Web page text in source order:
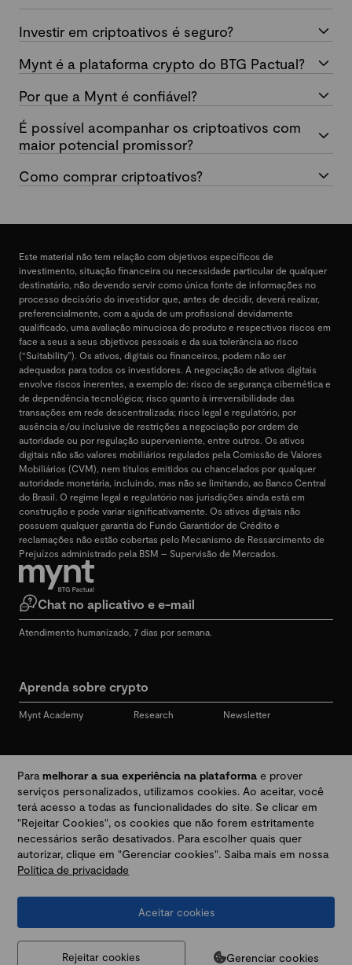
Investir em criptoativos é seguro?
Mynt é a plataforma crypto do BTG Pactual?
Por que a Mynt é confiável?
É possível acompanhar os criptoativos com
maior potencial promissor?
Como comprar criptoativos?
Este material não tem relação com objetivos específicos de
investimento, situação financeira ou necessidade particular de qualquer
destinatário, não devendo servir como única fonte de informações no
processo decisório do investidor que, antes de decidir, deverá realizar,
preferencialmente, com a ajuda de um profissional devidamente
qualificado, uma avaliação minuciosa do produto e respectivos riscos em
face a seus a seus objetivos pessoais e da sua tolerância ao risco
(“Suitability”). Os ativos, digitais ou financeiros, podem não ser
adequados para todos os investidores. A negociação de ativos digitais
envolve riscos inerentes, a exemplo de: risco de segurança cibernética e
de dependência tecnológica; risco quanto à irreversibilidade das
transações em rede descentralizada; risco legal e regulatório, por
ausência e/ou inclusive de restrições a negociação por ordem de
autoridade ou por regulação superveniente, entre outros. Os ativos
digitais não são valores mobiliários regulados pela Comissão de Valores
Mobiliários (CVM), nem títulos emitidos ou chancelados por qualquer
autoridade monetária, incluindo, mas não se limitando, ao Banco Central
do Brasil. O regime legal e regulatório nas jurisdições ainda está em
construção e pode variar significativamente. Os ativos digitais não
possuem qualquer garantia do Fundo Garantidor de Crédito e
reclamações não estão cobertas pelo Mecanismo de Ressarcimento de
Prejuízos administrado pela BSM – Supervisão de Mercados.
Aprenda sobre crypto
Mynt Academy Research Newsletter
Chat no aplicativo e e-mail
Atendimento humanizado, 7 dias por semana.
Redes sociais
Desbloqueie seu mundo crypto
Av. Brigadeiro Faria Lima, 3447, 9 andar - sala 11 - Itaim Bibi - São Paulo, SP, 04538-133,
Prevenção a golpes e fraudes|Regulamentos
Paramelhorar a sua experiência na plataforma e prover
serviços personalizados, utilizamos cookies. Ao aceitar, você
terá acesso a todas as funcionalidades do site. Se clicar em
"Rejeitar Cookies", os cookies que não forem estritamente
necessários serão desativados. Para escolher quais quer
autorizar, clique em "Gerenciar cookies". Saiba mais em nossa
Política de privacidade
Gerenciar cookies
Aceitar cookies
Rejeitar cookies